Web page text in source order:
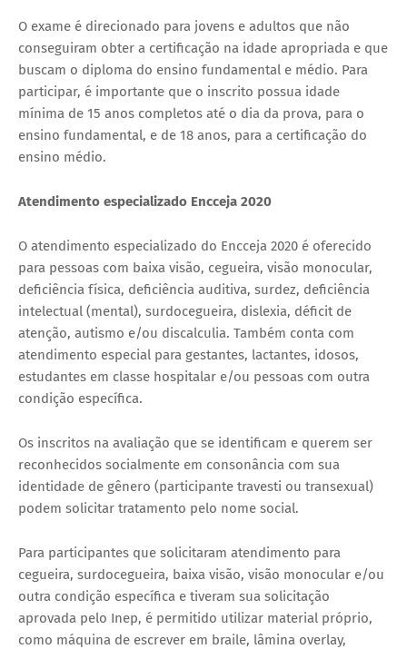
O exame é direcionado para jovens e adultos que não
conseguiram obter a certificação na idade apropriada e que
buscam o diploma do ensino fundamental e médio. Para
participar, é importante que o inscrito possua idade
mínima de 15 anos completos até o dia da prova, para o
ensino fundamental, e de 18 anos, para a certificação do
ensino médio.
Atendimento especializado Encceja 2020
O atendimento especializado do Encceja 2020 é oferecido
para pessoas com baixa visão, cegueira, visão monocular,
deficiência física, deficiência auditiva, surdez, deficiência
intelectual (mental), surdocegueira, dislexia, déficit de
atenção, autismo e/ou discalculia. Também conta com
atendimento especial para gestantes, lactantes, idosos,
estudantes em classe hospitalar e/ou pessoas com outra
condição específica.
Os inscritos na avaliação que se identificam e querem ser
reconhecidos socialmente em consonância com sua
identidade de gênero (participante travesti ou transexual)
podem solicitar tratamento pelo nome social.
Para participantes que solicitaram atendimento para
cegueira, surdocegueira, baixa visão, visão monocular e/ou
outra condição específica e tiveram sua solicitação
aprovada pelo Inep, é permitido utilizar material próprio,
como máquina de escrever em braile, lâmina overlay,